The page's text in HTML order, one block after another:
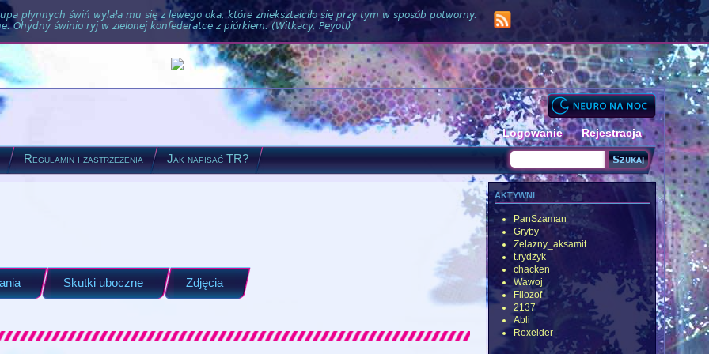
płynnych świń wylała mu się z lewego oka, które zniekształciło się przy tym w sposób potworny.
Ohydny świnio ryj w zielonej konfederatce z piórkiem. (Witkacy, Peyotl)
Logowanie Rejestracja
Regulamin i zastrzeżenia Jak napisać TR?
Formularz wyszukiwania
Skutki uboczne Zdjęcia
aktywni
PanSzaman
Gryby
Żelazny_aksamit
t.rydzyk
chacken
Wawoj
Filozof
2137
Abli
Rexelder